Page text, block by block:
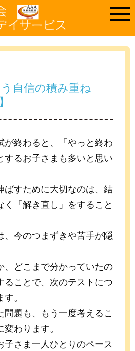
自信の積み重ね
が終わると、「やっと終わ
するお子さまも多いと思い
ばすために大切なのは、結
く「解き直し」をすること
、今のつまずきや苦手が隠
、どこまで分かっていたの
ることで、次のテストにつ
。
問題も、もう一度考えるこ
わります。
子さま一人ひとりのペース